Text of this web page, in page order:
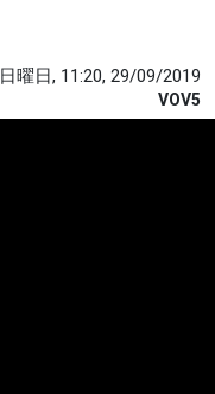
日曜日, 11:20, 29/09/2019
VOV5